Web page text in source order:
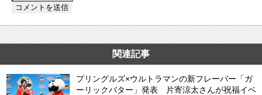
関連記事
プリングルズ×ウルトラマンの新フレーバー「ガ
ーリックバター」発表 片寄涼太さんが祝福イベ